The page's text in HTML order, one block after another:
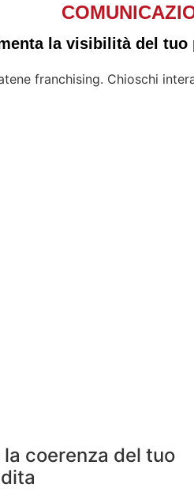
la visibilità del
coerenza del tuo